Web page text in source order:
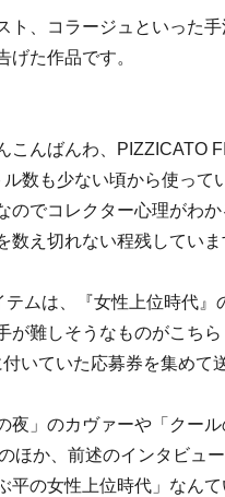
ト、コラージュといった
げた作品です。
こんばんわ、PIZZICATO
数も少ない頃から使って
のでコレクター心理がわ
え切れない程残していま
ムは、『女性上位時代
が難しそうなものがこち
いていた応募券を集めて
夜」のカヴァーや「クー
ほか、前述のインタビュ
平の女性上位時代」なんて